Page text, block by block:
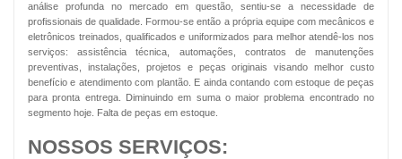
análise profunda no mercado em questão, sentiu-se a necessidade de
profissionais de qualidade. Formou-se então a própria equipe com mecânicos e
eletrônicos treinados, qualificados e uniformizados para melhor atendê-los nos
serviços: assistência técnica, automações, contratos de manutenções
preventivas, instalações, projetos e peças originais visando melhor custo
benefício e atendimento com plantão. E ainda contando com estoque de peças
para pronta entrega. Diminuindo em suma o maior problema encontrado no
segmento hoje. Falta de peças em estoque.
NOSSOS SERVIÇOS: